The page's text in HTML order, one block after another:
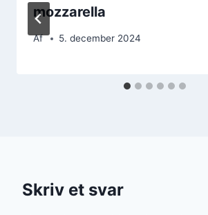
mozzarella
Af 5. december 2024
Skriv et svar